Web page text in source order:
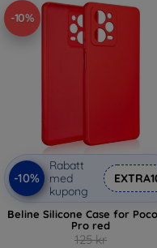
-10%
-10%
Rabatt
med
kupong
Beline Silicone Case for
Pro red
125 kr